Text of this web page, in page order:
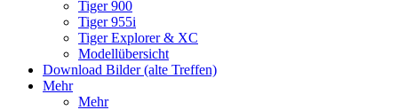
Tiger 900
Tiger 955i
Tiger Explorer & XC
Modellübersicht
Download Bilder (alte Treffen)
Mehr
Mehr